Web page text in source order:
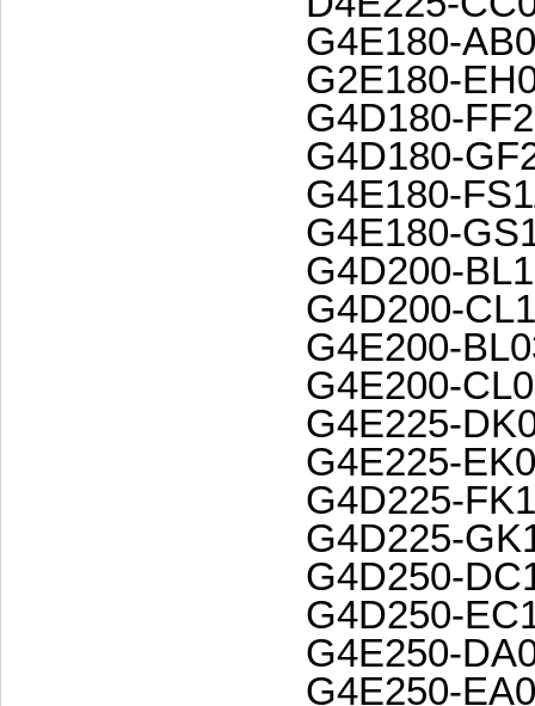
G4E180-
G2E180-
G4D180-
G4D180-
G4E180-
G4E180-
G4D200-
G4D200-
G4E200-
G4E200-
G4E225-
G4E225-
G4D225-
G4D225-
G4D250-
G4D250-
G4E250-
G4E250-